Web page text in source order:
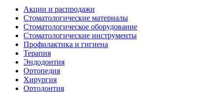
Акции и распродажи
Стоматологические материалы
Стоматологическое оборудование
Стоматологические инструменты
Профилактика и гигиена
Терапия
Эндодонтия
Ортопедия
Хирургия
Ортодонтия